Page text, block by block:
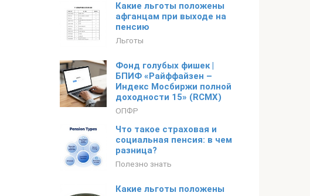
Какие льготы положены
афганцам при выходе на
пенсию
Льготы
Фонд голубых фишек |
БПИФ «Райффайзен –
Индекс Мосбиржи полной
доходности 15» (RCMX)
ОПФР
Что такое страховая и
социальная пенсия: в чем
разница?
Полезно знать
Какие льготы положены